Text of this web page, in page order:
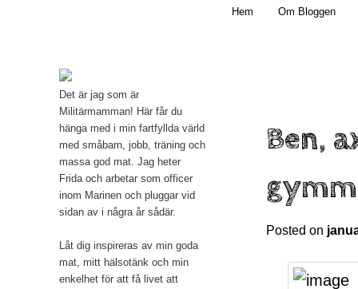
Mamma, militär och märkbart obekväm
Hem Om Bloggen
Ben,
Posted on
Det är jag som är
Militärmamman! Här får du
hänga med i min fartfyllda värld
med småbarn, jobb, träning och
massa god mat. Jag heter
Frida och arbetar som officer
inom Marinen och pluggar vid
sidan av i några år sådär.
Låt dig inspireras av min goda
mat, mitt hälsotänk och min
enkelhet för att få livet att